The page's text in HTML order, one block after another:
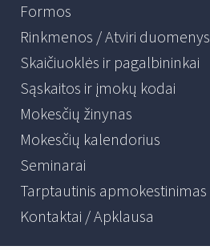
Formos
Rinkmenos / Atviri duomenys
Skaičiuoklės ir pagalbininkai
Sąskaitos ir įmokų kodai
Mokesčių žinynas
Mokesčių kalendorius
Seminarai
Tarptautinis apmokestinimas
Kontaktai / Apklausa